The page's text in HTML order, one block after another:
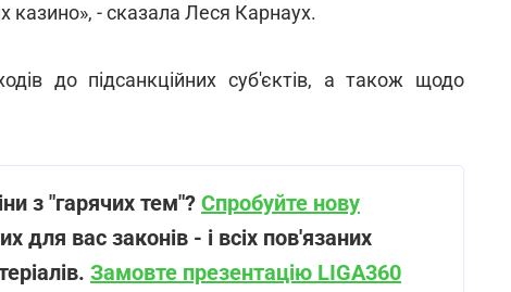
казино», - сказала Леся Карнаух.
до підсанкційних суб'єктів, а також щодо
з "гарячих тем"? Спробуйте нову
для вас законів - і всіх пов'язаних
Замовте презентацію LIGA360